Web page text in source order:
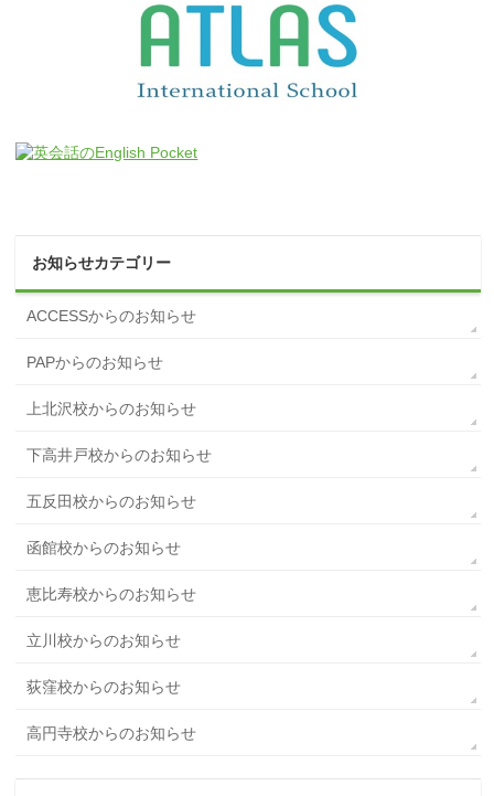
お知らせカテゴリー
ACCESSからのお知らせ
PAPからのお知らせ
上北沢校からのお知らせ
下高井戸校からのお知らせ
五反田校からのお知らせ
函館校からのお知らせ
恵比寿校からのお知らせ
立川校からのお知らせ
荻窪校からのお知らせ
高円寺校からのお知らせ